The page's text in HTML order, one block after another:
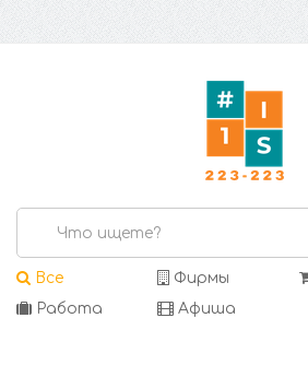
Все Фирмы
Работа
Афиша